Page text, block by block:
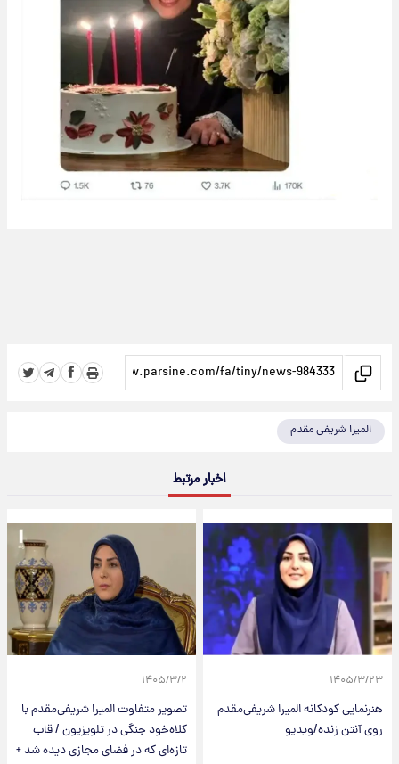
المیرا شریفی مقدم
اخبار مرتبط
۱۴۰۵/۳/۲۳
هنرنمایی کودکانه المیرا شریفی‌مقدم
روی آنتن زنده/ویدیو
۱۴۰۵/۳/۲
تصویر متفاوت المیرا شریفی‌مقدم با
کلاه‌خود جنگی در تلویزیون / قاب
تازه‌ای که در فضای مجازی دیده شد +